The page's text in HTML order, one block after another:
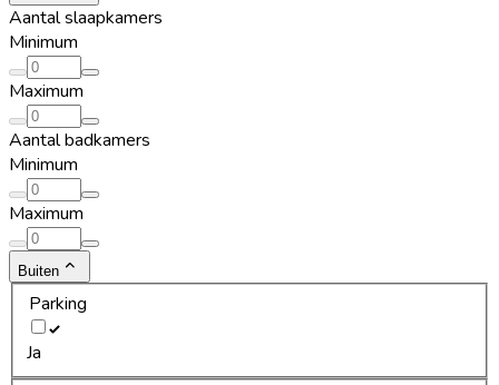
Aantal slaapkamers
Minimum
Maximum
Aantal badkamers
Minimum
Maximum
Buiten
Parking
Ja